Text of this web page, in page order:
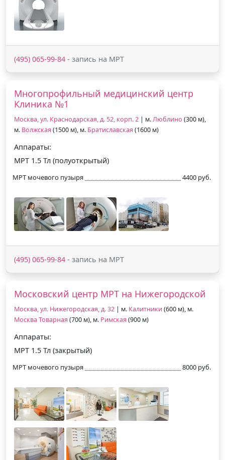
(495) 065-99-84 - запись на МРТ
Многопрофильный медицинский центр
Клиника №1
Москва, ул. Краснодарская, д. 52, корп. 2 | м.Люблино (300 м),
м. Волжская (1500 м), м. Братиславская (1600 м)
Аппараты:
МРТ 1.5 Тл (полуоткрытый)
МРТ мочевого пузыря 4400 руб.
(495) 065-99-84 - запись на МРТ
Московский центр МРТ на Нижегородской
Москва, ул. Нижегородская, д. 32 | м. Калитники (600 м), м.
Москва Товарная (700 м), м. Римская (900 м)
Аппараты:
МРТ 1.5 Тл (закрытый)
МРТ мочевого пузыря 8000 руб.